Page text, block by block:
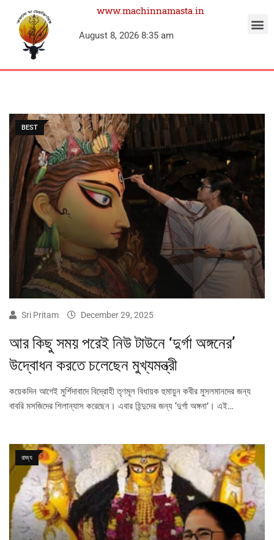
www.machinnamasta.in
August 8, 2026 8:35 am
BEST
Sri Pritam December 29, 2025
আর কিছু সময় পরেই নিউ টাউনে ‘দুর্গা অঙ্গনের’
উদ্বোধন করতে চলেছেন মুখ্যমন্ত্রী
কয়েকদিন আগেই মুর্শিদাবাদে বিদ্রোহী তৃণমূল বিধায়ক হুমায়ুন কবীর মুসলমানদের জন্য
বাবরি মসজিদের শিলান্যাস করেছেন। এবার হিন্দুদের জন্য ‘দুর্গা অঙ্গনা’। এই…
রাজ্য